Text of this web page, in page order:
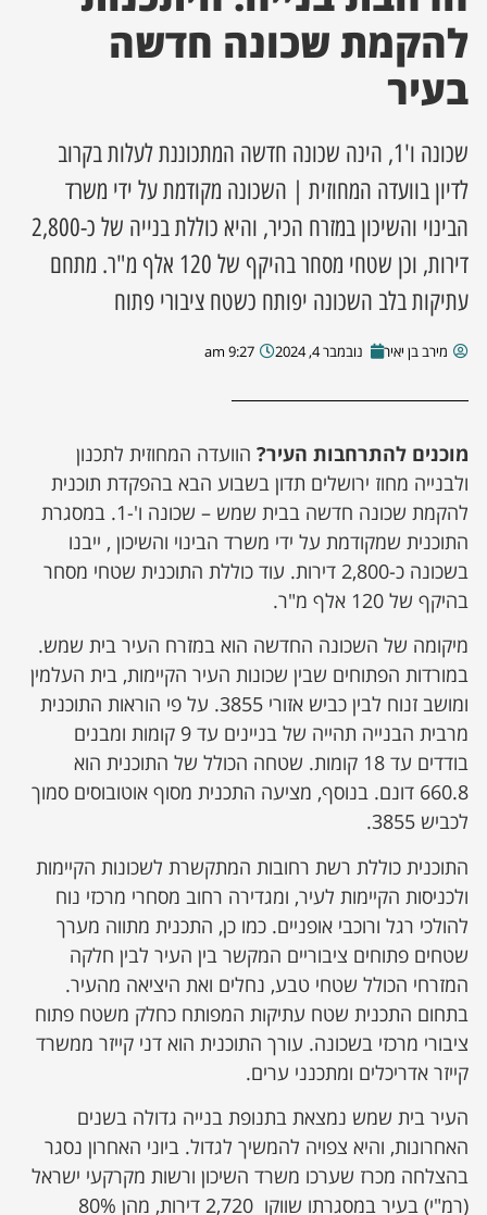
מסע מלחמה
השבוע
מקומית
עסקים
להקמת שכונה חדשה
בעיר
שכונה ו'1, הינה שכונה חדשה המתכוננת לעלות בקרוב
לדיון בוועדה המחוזית | השכונה מקודמת על ידי משרד
הבינוי והשיכון במזרח הכיר, והיא כוללת בנייה של כ-2,800
דירות, וכן שטחי מסחר בהיקף של 120 אלף מ"ר. מתחם
עתיקות בלב השכונה יפותח כשטח ציבורי פתוח
מירב בן יאיר נובמבר 4, 2024 9:27 am
מוכנים להתרחבות העיר? הוועדה המחוזית לתכנון
ולבנייה מחוז ירושלים תדון בשבוע הבא בהפקדת תוכנית
להקמת שכונה חדשה בבית שמש – שכונה ו'-1. במסגרת
התוכנית שמקודמת על ידי משרד הבינוי והשיכון , ייבנו
בשכונה כ-2,800 דירות. עוד כוללת התוכנית שטחי מסחר
בהיקף של 120 אלף מ"ר.
מיקומה של השכונה החדשה הוא במזרח העיר בית שמש.
במורדות הפתוחים שבין שכונות העיר הקיימות, בית העלמין
ומושב זנוח לבין כביש אזורי 3855. על פי הוראות התוכנית
מרבית הבנייה תהייה של בניינים עד 9 קומות ומבנים
בודדים עד 18 קומות. שטחה הכולל של התוכנית הוא
660.8 דונם. בנוסף, מציעה התכנית מסוף אוטובוסים סמוך
לכביש 3855.
התוכנית כוללת רשת רחובות המתקשרת לשכונות הקיימות
ולכניסות הקיימות לעיר, ומגדירה רחוב מסחרי מרכזי נוח
להולכי רגל ורוכבי אופניים. כמו כן, התכנית מתווה מערך
שטחים פתוחים ציבוריים המקשר בין העיר לבין חלקה
המזרחי הכולל שטחי טבע, נחלים ואת היציאה מהעיר.
בתחום התכנית שטח עתיקות המפותח כחלק משטח פתוח
ציבורי מרכזי בשכונה. עורך התוכנית הוא דני קייזר ממשרד
קייזר אדריכלים ומתכנני ערים.
העיר בית שמש נמצאת בתנופת בנייה גדולה בשנים
האחרונות, והיא צפויה להמשיך לגדול. ביוני האחרון נסגר
בהצלחה מכרז שערכו משרד השיכון ורשות מקרקעי ישראל
(רמ"י) בעיר במסגרתו שווקו 2,720 דירות, מהן 80%